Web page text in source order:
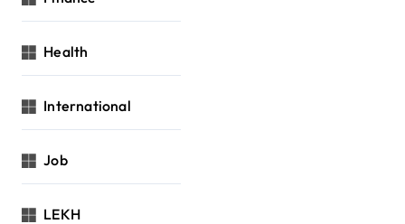
Health
International
Job
LEKH